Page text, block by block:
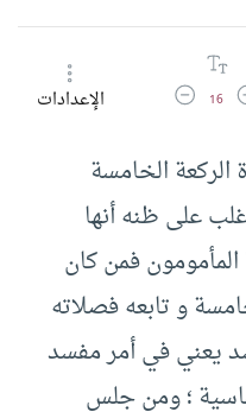
حجم الخط
16 تقليل حجم الخطالإعدادات
الركعة الخامسة
على ظنه أنها
فمن كان
و تابعه فصلاته
يعني في أمر مفسد
؛ ومن جلس